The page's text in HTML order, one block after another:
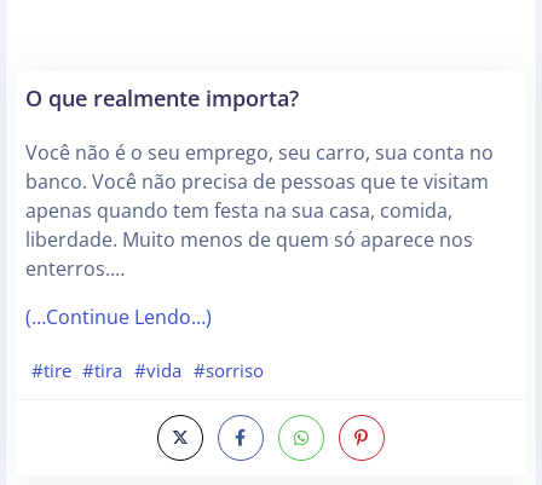
O que realmente importa?
Você não é o seu emprego, seu carro, sua conta no
banco. Você não precisa de pessoas que te visitam
apenas quando tem festa na sua casa, comida,
liberdade. Muito menos de quem só aparece nos
enterros.…
(…Continue Lendo…)
#tire #tira #vida #sorriso